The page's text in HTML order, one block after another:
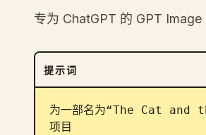
专为 ChatGPT 的 GPT Image
提示词
为一部名为“The Cat and
项目